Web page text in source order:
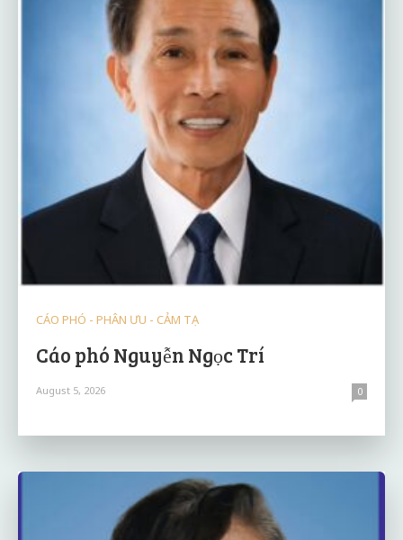
CÁO PHÓ - PHÂN ƯU - CẢM TẠ
Cáo phó Nguyễn Ngọc Trí
August 5, 2026 0